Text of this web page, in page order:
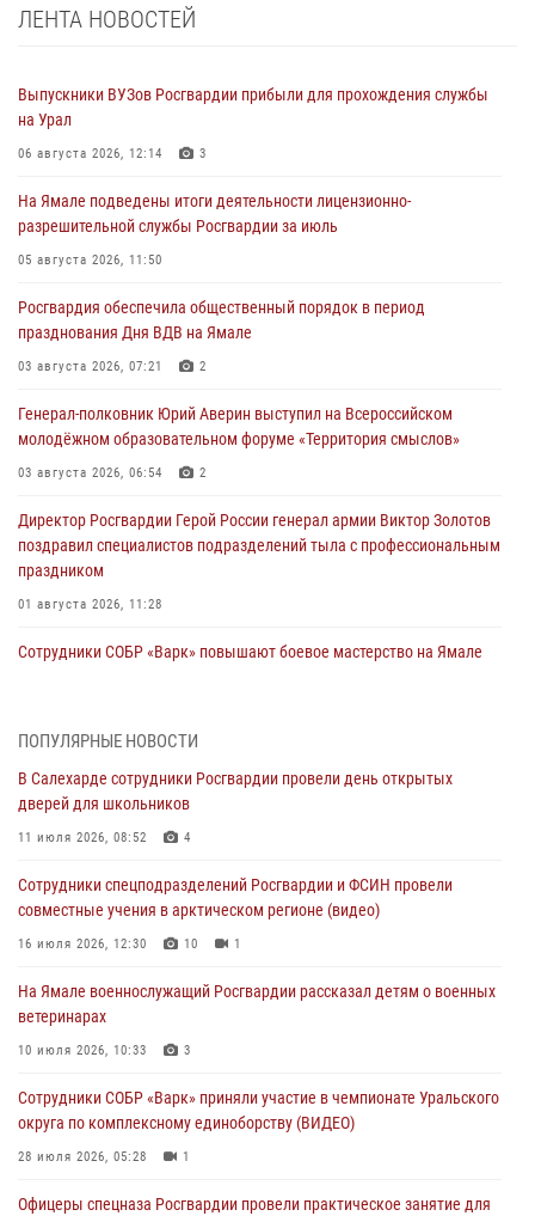
ЛЕНТА НОВОСТЕЙ
Выпускники ВУЗов Росгвардии прибыли для прохождения службы
на Урал
06 августа 2026, 12:14 3
На Ямале подведены итоги деятельности лицензионно-
разрешительной службы Росгвардии за июль
05 августа 2026, 11:50
Росгвардия обеспечила общественный порядок в период
празднования Дня ВДВ на Ямале
03 августа 2026, 07:21 2
Генерал-полковник Юрий Аверин выступил на Всероссийском
молодёжном образовательном форуме «Территория смыслов»
03 августа 2026, 06:54 2
Директор Росгвардии Герой России генерал армии Виктор Золотов
поздравил специалистов подразделений тыла с профессиональным
праздником
01 августа 2026, 11:28
Сотрудники СОБР «Варк» повышают боевое мастерство на Ямале
Офицеры спецназа Росгвардии провели практическое занятие для
29 июля 2026, 10:42
В Уральском округе Росгвардии состоялось заседание
29 июля 2026, 10:39
Сотрудники СОБР «Варк» приняли участие в чемпионате Уральского
На Полярном круге Росгвардия обеспечила безопасность турнира
27 июля 2026, 09:04
ПОПУЛЯРНЫЕ НОВОСТИ
В Салехарде сотрудники Росгвардии провели день открытых
дверей для школьников
11 июля 2026, 08:52 4
Сотрудники спецподразделений Росгвардии и ФСИН провели
совместные учения в арктическом регионе (видео)
16 июля 2026, 12:30 10 1
На Ямале военнослужащий Росгвардии рассказал детям о военных
ветеринарах
10 июля 2026, 10:33 3
Сотрудники СОБР «Варк» приняли участие в чемпионате Уральского
округа по комплексному единоборству (ВИДЕО)
28 июля 2026, 05:28 1
Офицеры спецназа Росгвардии провели практическое занятие для